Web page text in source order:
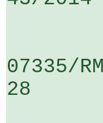
28